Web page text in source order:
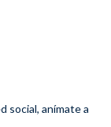
social, anímate a